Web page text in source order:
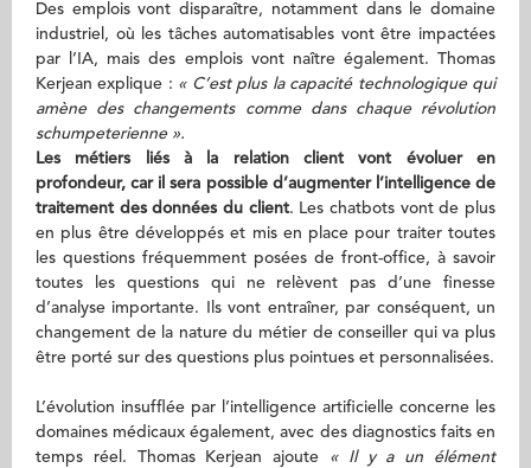
Des emplois vont disparaître, notamment dans le domaine
industriel, où les tâches automatisables vont être impactées
par l’IA, mais des emplois vont naître également. Thomas
Kerjean explique : « C’est plus la capacité technologique qui
amène des changements comme dans chaque révolution
schumpeterienne ».
Les métiers liés à la relation client vont évoluer en
profondeur, car il sera possible d’augmenter l’intelligence de
traitement des données du client. Les chatbots vont de plus
en plus être développés et mis en place pour traiter toutes
les questions fréquemment posées de front-office, à savoir
toutes les questions qui ne relèvent pas d’une finesse
d’analyse importante. Ils vont entraîner, par conséquent, un
changement de la nature du métier de conseiller qui va plus
être porté sur des questions plus pointues et personnalisées.
L’évolution insufflée par l’intelligence artificielle concerne les
domaines médicaux également, avec des diagnostics faits en
temps réel. Thomas Kerjean ajoute « Il y a un élément